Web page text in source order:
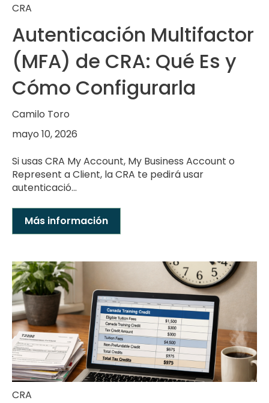
CRA
Autenticación Multifactor
(MFA) de CRA: Qué Es y
Cómo Configurarla
Camilo Toro
mayo 10, 2026
Si usas CRA My Account, My Business Account o
Represent a Client, la CRA te pedirá usar
autenticació...
Más información
CRA